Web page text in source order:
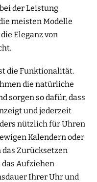
der Leistung
meisten Modelle
Eleganz von
die Funktionalität.
die natürliche
sorgen so dafür, dass
und jederzeit
nützlich für Uhren
Kalendern oder
das Zurücksetzen
Aufziehen
Ihrer Uhr und